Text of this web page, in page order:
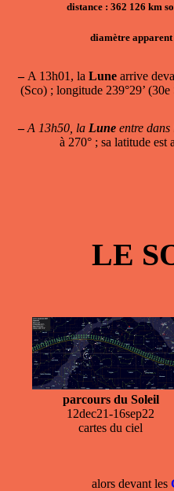
distance : 362 126 km
diamètre apparent
–A 13h01, la Lune arrive
(Sco) ; longitude 239°29’
– A 13h50, la Lune entre dans
à 270° ; sa latitude est
LE
parcours du Soleil
12dec21-16sep22
cartes du ciel
alors devant les